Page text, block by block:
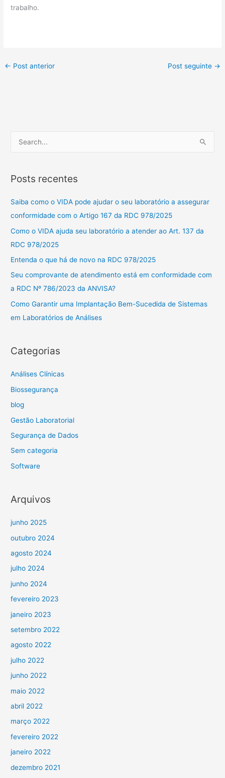
trabalho.
← Post anterior Post seguinte →
q
u
o
r
:
Posts recentes
Saiba como o VIDA pode ajudar o seu laboratório a assegurar
conformidade com o Artigo 167 da RDC 978/2025
Como o VIDA ajuda seu laboratório a atender ao Art. 137 da
RDC 978/2025
Entenda o que há de novo na RDC 978/2025
Seu comprovante de atendimento está em conformidade com
a RDC Nº 786/2023 da ANVISA?
Como Garantir uma Implantação Bem-Sucedida de Sistemas
em Laboratórios de Análises
Categorias
Análises Clínicas
Biossegurança
blog
Gestão Laboratorial
Segurança de Dados
Sem categoria
Software
Arquivos
junho 2025
outubro 2024
agosto 2024
julho 2024
junho 2024
fevereiro 2023
janeiro 2023
setembro 2022
agosto 2022
julho 2022
junho 2022
maio 2022
abril 2022
março 2022
fevereiro 2022
janeiro 2022
dezembro 2021